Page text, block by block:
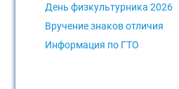
День физкультурника 2026
Вручение знаков отличия
Информация по ГТО